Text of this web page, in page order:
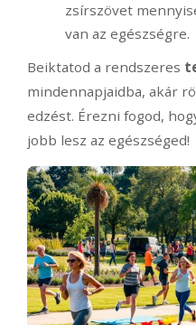
zsírszövet
van az egészségre.
Beiktatod a rendszeres
mindennapjaidba, akár
edzést. Érezni fogod,
jobb lesz az egészséged!